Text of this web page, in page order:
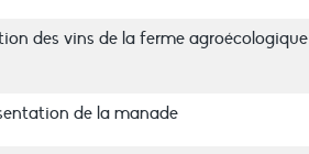
des vins de la ferme agroécologique
de la manade